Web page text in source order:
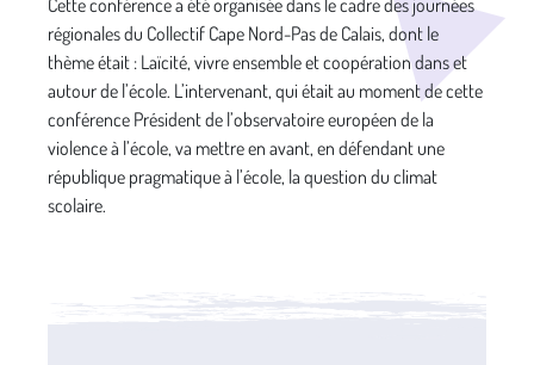
Cette conférence a été organisée dans le cadre des journées
régionales du Collectif Cape Nord-Pas de Calais, dont le
thème était : Laïcité, vivre ensemble et coopération dans et
autour de l’école. L’intervenant, qui était au moment de cette
conférence Président de l’observatoire européen de la
violence à l’école, va mettre en avant, en défendant une
république pragmatique à l’école, la question du climat
scolaire.